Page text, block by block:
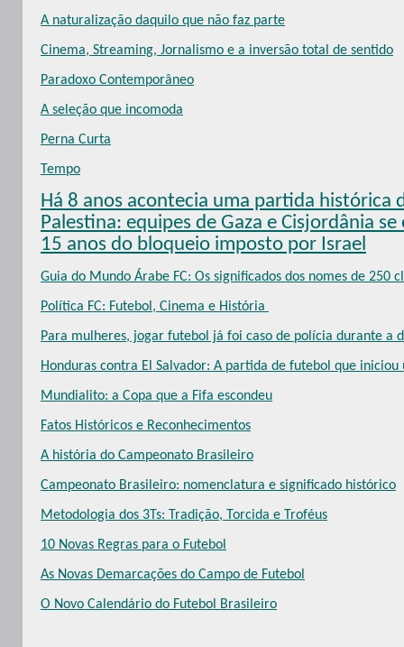
A naturalização daquilo que não faz parte
Cinema, Streaming, Jornalismo e a inversão total de sentido
Paradoxo Contemporâneo
A seleção que incomoda
Perna Curta
Tempo
Há 8 anos acontecia uma partida histórica
Palestina: equipes de Gaza e Cisjordânia
15 anos do bloqueio imposto por Israel
Guia do Mundo Árabe FC: Os significados dos nomes de 250
Política FC: Futebol, Cinema e História
Para mulheres, jogar futebol já foi caso de polícia durante a
Honduras contra El Salvador: A partida de futebol que
Mundialito: a Copa que a Fifa escondeu
Fatos Históricos e Reconhecimentos
A história do Campeonato Brasileiro
Campeonato Brasileiro: nomenclatura e significado histórico
Metodologia dos 3Ts: Tradição, Torcida e Troféus
10 Novas Regras para o Futebol
As Novas Demarcações do Campo de Futebol
O Novo Calendário do Futebol Brasileiro